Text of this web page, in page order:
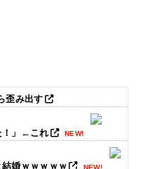
歪み出す
！」←これ NEW!
婚ｗｗｗｗｗ NEW!